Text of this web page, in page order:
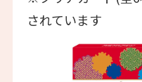
されています